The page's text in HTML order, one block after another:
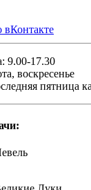
вКонтакте
9.00-17.30
воскресенье
пятница